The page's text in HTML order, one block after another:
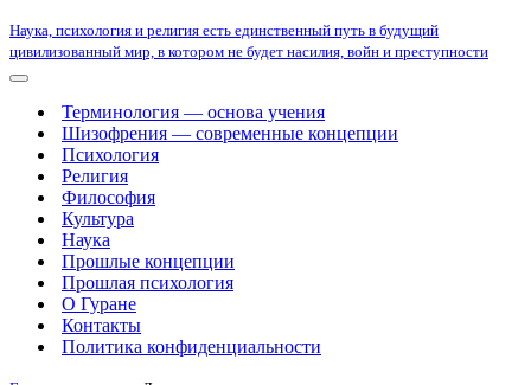
Наука, психология и религия есть единственный путь в будущий
цивилизованный мир, в котором не будет насилия, войн и преступности
Меню
навигацииТерминология — основа учения
Шизофрения — современные концепции
Психология
Религия
Философия
Культура
Наука
Прошлые концепции
Прошлая психология
О Гуране
Контакты
Политика конфиденциальности